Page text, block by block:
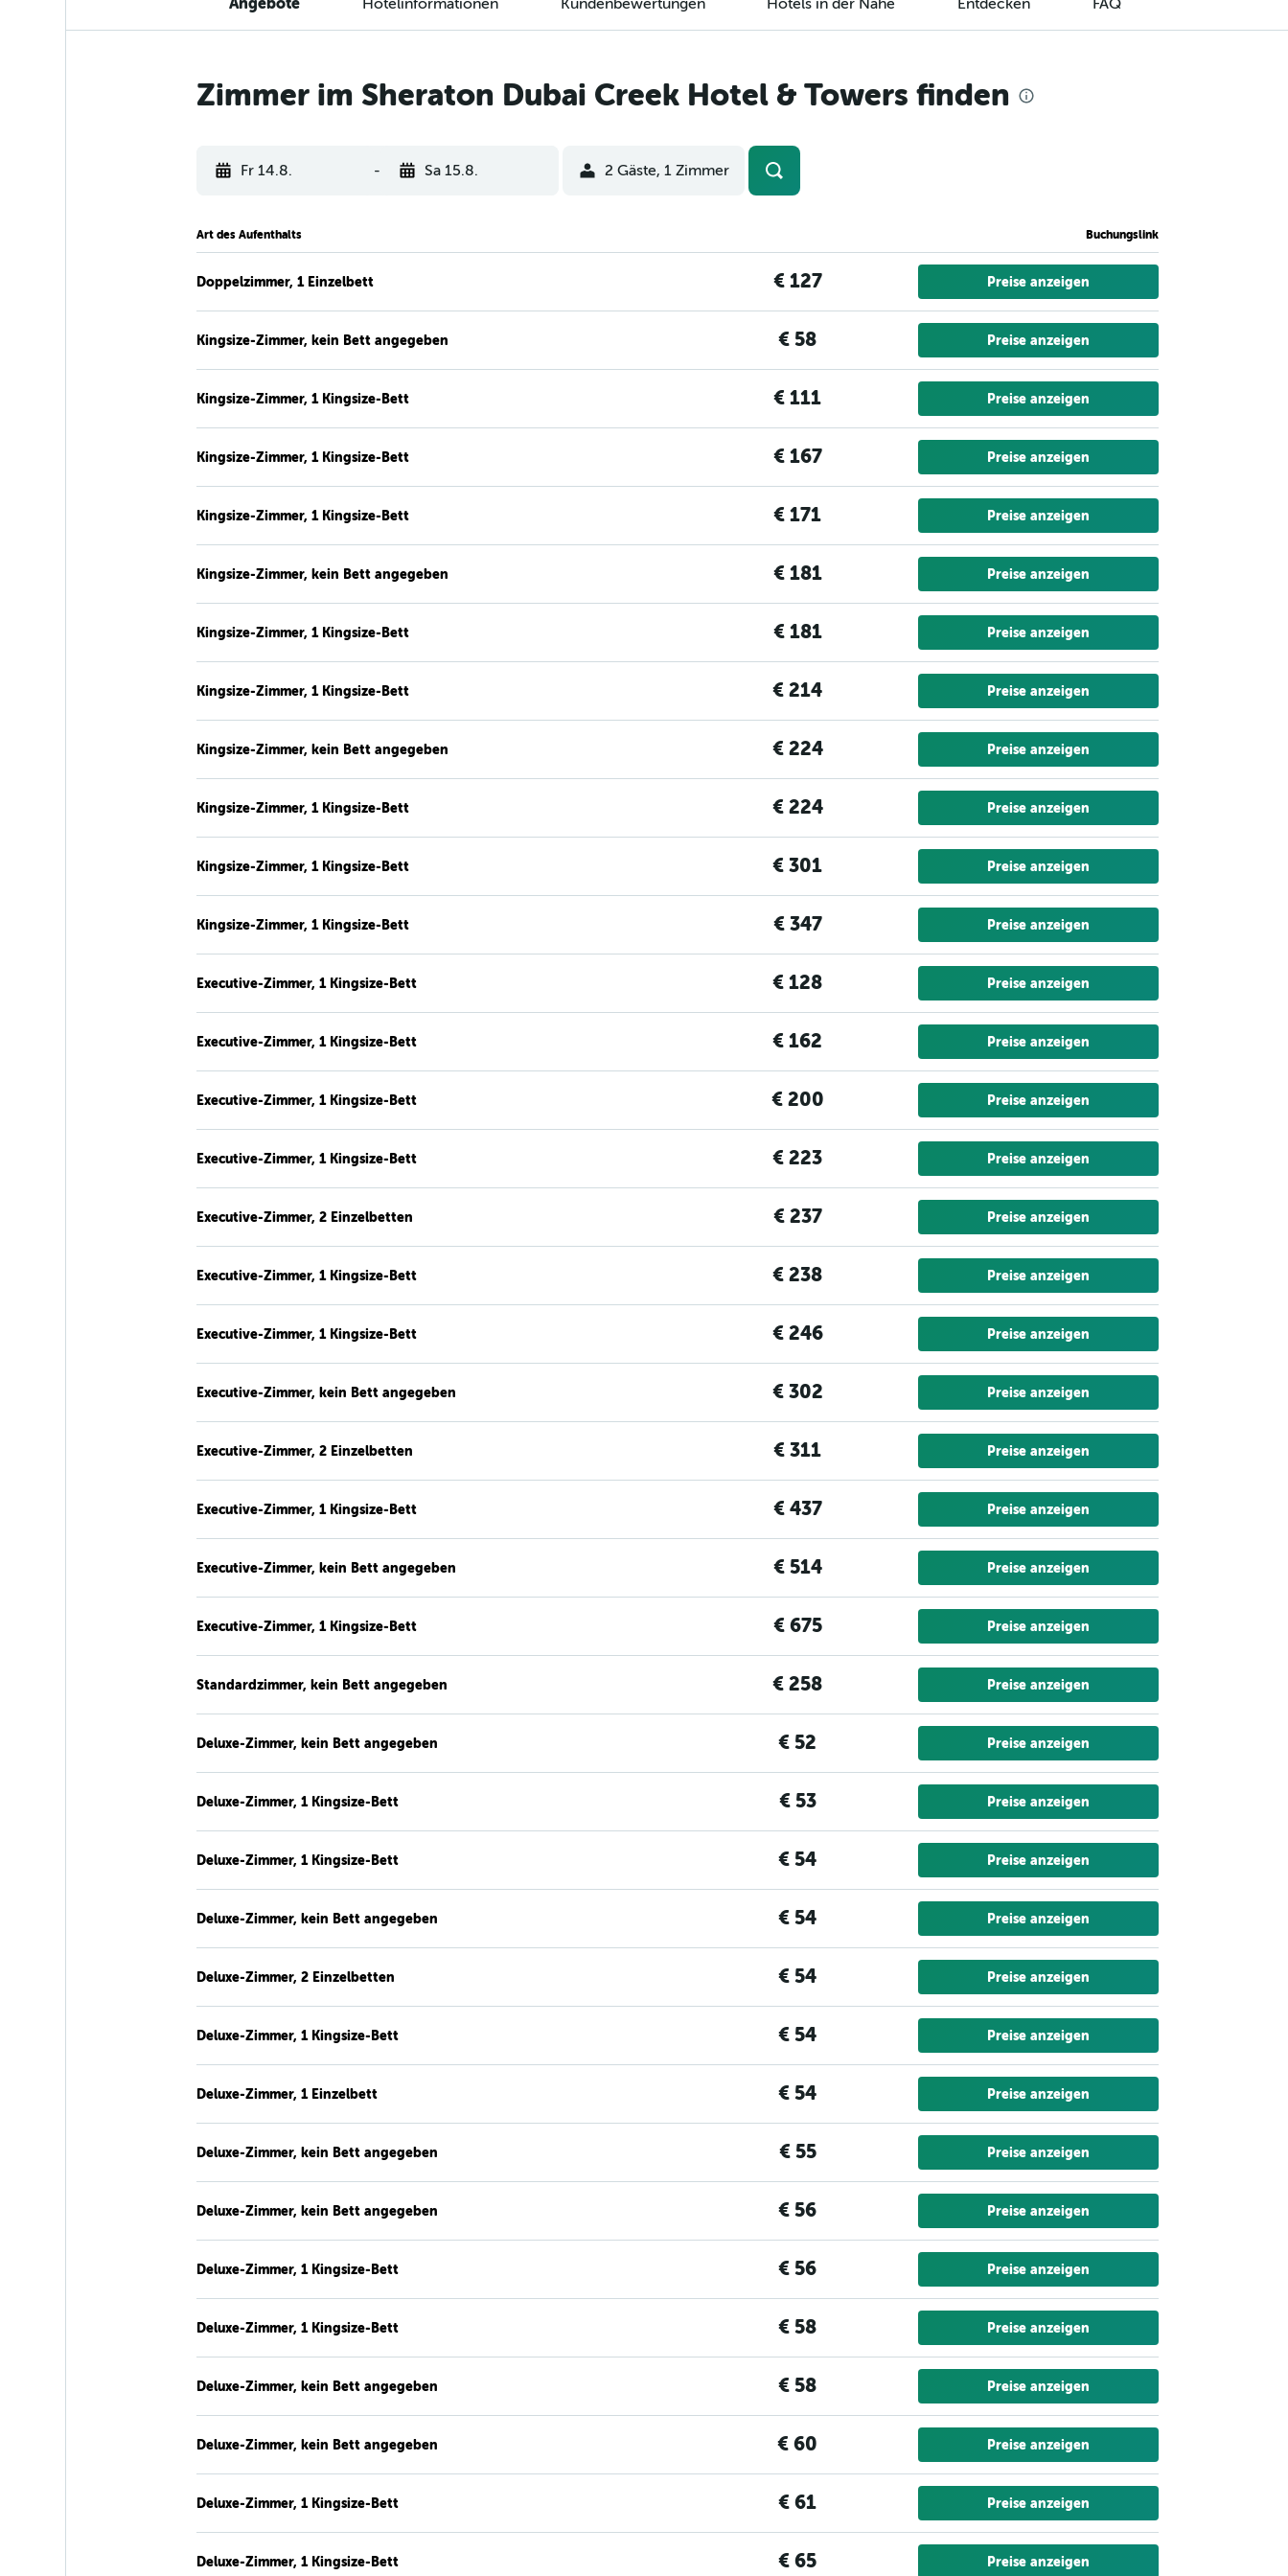
Zimmer im Sheraton Dubai Creek Hotel & Towers finden
Fr 14.8. - Sa 15.8. 2 Gäste, 1 Zimmer
Art des Aufenthalts Buchungslink
Doppelzimmer, 1 Einzelbett € 127 Preise anzeigen
Kingsize-Zimmer, kein Bett angegeben € 58 Preise anzeigen
Kingsize-Zimmer, 1 Kingsize-Bett € 111 Preise anzeigen
Kingsize-Zimmer, 1 Kingsize-Bett € 167 Preise anzeigen
Kingsize-Zimmer, 1 Kingsize-Bett € 171 Preise anzeigen
Kingsize-Zimmer, kein Bett angegeben € 181 Preise anzeigen
Kingsize-Zimmer, 1 Kingsize-Bett € 181 Preise anzeigen
Kingsize-Zimmer, 1 Kingsize-Bett € 214 Preise anzeigen
Kingsize-Zimmer, kein Bett angegeben € 224 Preise anzeigen
Kingsize-Zimmer, 1 Kingsize-Bett € 224 Preise anzeigen
Kingsize-Zimmer, 1 Kingsize-Bett € 301 Preise anzeigen
Kingsize-Zimmer, 1 Kingsize-Bett € 347 Preise anzeigen
Executive-Zimmer, 1 Kingsize-Bett € 128 Preise anzeigen
Executive-Zimmer, 1 Kingsize-Bett € 162 Preise anzeigen
Executive-Zimmer, 1 Kingsize-Bett € 200 Preise anzeigen
Executive-Zimmer, 1 Kingsize-Bett € 223 Preise anzeigen
Executive-Zimmer, 2 Einzelbetten € 237 Preise anzeigen
Executive-Zimmer, 1 Kingsize-Bett € 238 Preise anzeigen
Executive-Zimmer, 1 Kingsize-Bett € 246 Preise anzeigen
Executive-Zimmer, kein Bett angegeben € 302 Preise anzeigen
Executive-Zimmer, 2 Einzelbetten € 311 Preise anzeigen
Executive-Zimmer, 1 Kingsize-Bett € 437 Preise anzeigen
Executive-Zimmer, kein Bett angegeben € 514 Preise anzeigen
Executive-Zimmer, 1 Kingsize-Bett € 675 Preise anzeigen
Standardzimmer, kein Bett angegeben € 258 Preise anzeigen
Deluxe-Zimmer, kein Bett angegeben € 52 Preise anzeigen
Deluxe-Zimmer, 1 Kingsize-Bett € 53 Preise anzeigen
Deluxe-Zimmer, 1 Kingsize-Bett € 54 Preise anzeigen
Deluxe-Zimmer, kein Bett angegeben € 54 Preise anzeigen
Deluxe-Zimmer, 2 Einzelbetten € 54 Preise anzeigen
Deluxe-Zimmer, 1 Kingsize-Bett € 54 Preise anzeigen
Deluxe-Zimmer, 1 Einzelbett € 54 Preise anzeigen
Deluxe-Zimmer, kein Bett angegeben € 55 Preise anzeigen
Deluxe-Zimmer, kein Bett angegeben € 56 Preise anzeigen
Deluxe-Zimmer, 1 Kingsize-Bett € 56 Preise anzeigen
Deluxe-Zimmer, 1 Kingsize-Bett € 58 Preise anzeigen
Deluxe-Zimmer, kein Bett angegeben € 58 Preise anzeigen
Deluxe-Zimmer, kein Bett angegeben € 60 Preise anzeigen
Deluxe-Zimmer, 1 Kingsize-Bett € 61 Preise anzeigen
Deluxe-Zimmer, 1 Kingsize-Bett € 65 Preise anzeigen